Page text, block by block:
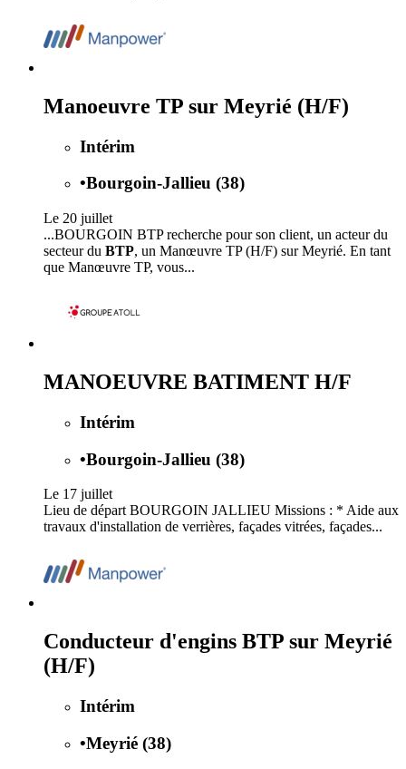
Manoeuvre TP sur Meyrié (H/F)
Intérim
•Bourgoin-Jallieu (38)
Le 20 juillet
...BOURGOIN BTP recherche pour son client, un acteur du
secteur du BTP, un Manœuvre TP (H/F) sur Meyrié. En tant
que Manœuvre TP, vous...
MANOEUVRE BATIMENT H/F
Intérim
•Bourgoin-Jallieu (38)
Le 17 juillet
Lieu de départ BOURGOIN JALLIEU Missions : * Aide aux
travaux d'installation de verrières, façades vitrées, façades...
Conducteur d'engins BTP sur Meyrié
(H/F)
Intérim
•Meyrié (38)